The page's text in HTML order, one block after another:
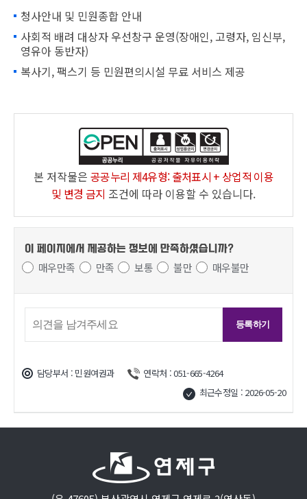
청사안내 및 민원종합 안내
사회적 배려 대상자 우선창구 운영(장애인, 고령자, 임신부,
영유아 동반자)
복사기, 팩스기 등 민원편의시설 무료 서비스 제공
본 저작물은 공공누리 제4유형: 출처표시 + 상업적 이용
및 변경 금지 조건에 따라 이용할 수 있습니다.
담당부서 : 민원여권과
연락처 : 051-665-4264
최근수정일 : 2026-05-20
이 페이지에서 제공하는 정보에 만족하셨습니까?
매우만족 만족 보통 불만 매우불만